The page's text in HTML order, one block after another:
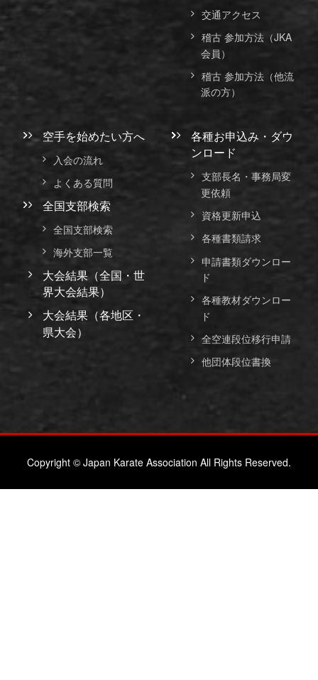
交通アクセス
稽古 参加方法（JKA
会員）
稽古 参加方法（他流
派の方）
空手を始めたい方へ
入会の流れ
よくある質問
全国支部検索
全国支部検索
海外支部一覧
大会結果（全国・世
界大会結果）
大会結果（各地区・
県大会）
各種お申込み・ダウ
ンロード
支部長名・事務局変
更依頼
資格更新申込
各種書類請求
申請書類ダウンロー
ド
各種教材ダウンロー
ド
全空連段位移行申請
他団体段位書換
Copyright © Japan Karate Association All Rights Reserved.